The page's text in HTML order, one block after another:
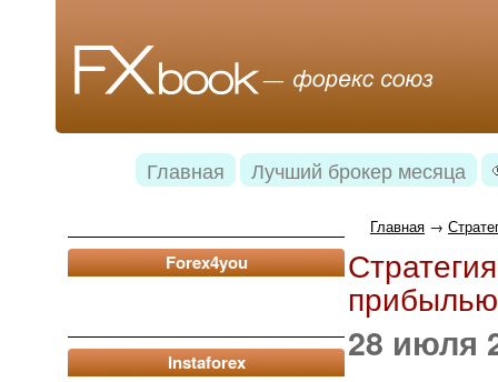
Главная Лучший брокер месяца
Forex4you
Instaforex
Главная →
прибылью
28 июля